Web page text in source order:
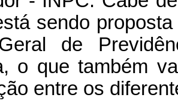
sendo
de
o que também
entre os